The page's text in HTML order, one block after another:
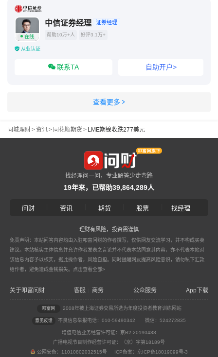
在线
中信证券经理 证券经理
帮助10万+人 好评3.1万+
从业认证
联系TA 自助开户>
查看更多
同城理财>资讯> 同花顺期货> LME期镍收跌277美元
找经理问一问，专业解答少走弯路
19年来，已帮助39,864,289人
问财 资讯 期货 股票 找经理
理财有风险，投资需谨慎
免责声明：本站问答内容均由入驻叩富问财的作者撰写，仅供网友交流学习，并不构成买卖
建议。本站核实主体信息并允许作者发表之言论并不代表本站同意其内容，亦不代表本站对
该信息内容予以核实，据此操作者，风险自担。同时提醒网友提高风险意识，请勿私下汇款
给作者，避免造成金钱损失。 点击查看全部>
关于叩富问财 客服 商务 公众服务 App下载
叩富网 2008年被上海证券交易所选为年度投资者教育训练网站
意见反馈 不良信息举报电话：010-59490342 微信：524272835
增值电信业务经营许可证：京B2-20190488
广播电视节目制作经营许可证：（京）字第18189号
公网安备：11010802032515号 ICP备案：京ICP备18019099号-3